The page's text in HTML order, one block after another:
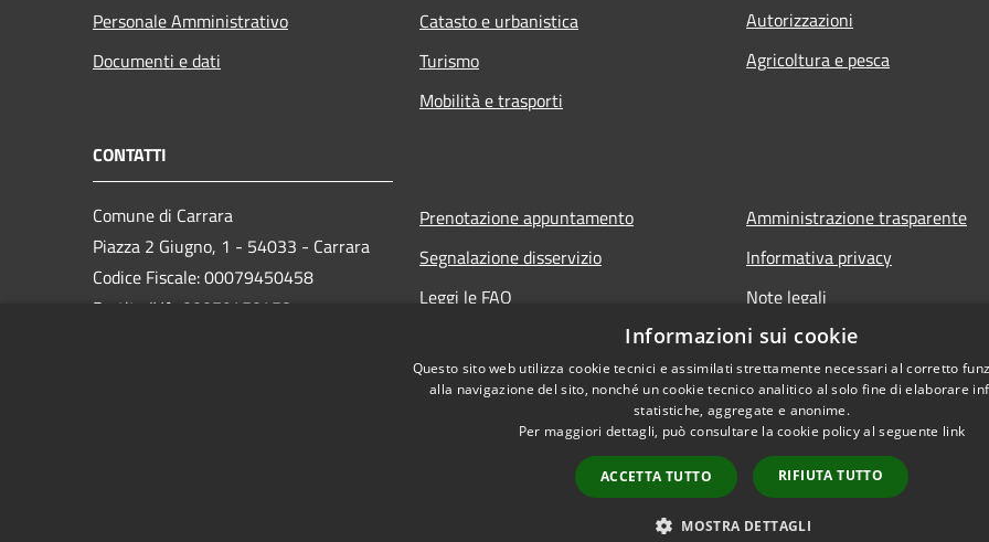
Personale Amministrativo
Documenti e dati
Catasto e urbanistica
Turismo
Mobilità e trasporti
Autorizzazioni
Agricoltura e pesca
CONTATTI
Comune di Carrara
Piazza 2 Giugno, 1 - 54033 - Carrara
Codice Fiscale: 00079450458
Partita IVA: 00079450458
Prenotazione appuntamento
Segnalazione disservizio
Leggi le FAQ
Amministrazione trasparente
Informativa privacy
Note legali
Dichiarazione di accessibilità
Copyright © 2026 • Comune
Informazioni sui cookie
Questo sito web utilizza cookie tecnici e assimilati strettamente necessari al corretto
alla navigazione del sito, nonché un cookie tecnico analitico al solo fine di elaborare
statistiche, aggregate e anonime.
Per maggiori dettagli, può consultare la cookie policy al seguente link
ACCETTA TUTTO RIFIUTA TUTTO
MOSTRA DETTAGLI